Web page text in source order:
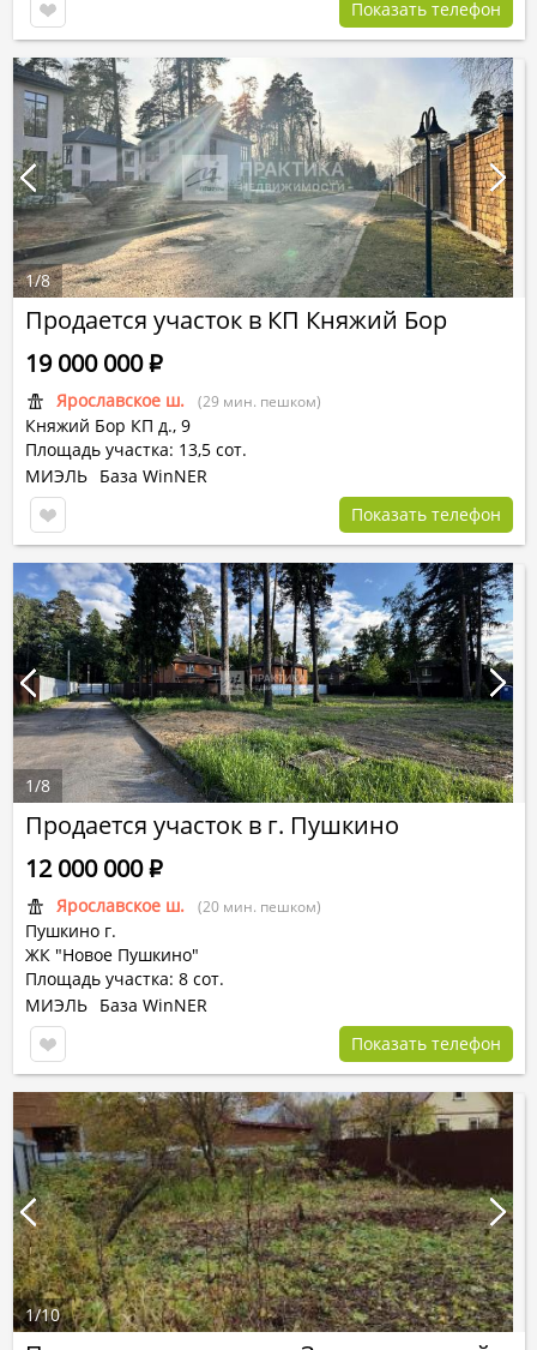
Показать телефон
Продается участок в КП Княжий Бор
Ярославское ш. (29 мин. пешком)
Княжий Бор КП д., 9
Площадь участка: 13,5 сот.
19 000 000Р
МИЭЛЬ База WinNER
Показать телефон
1/8
Продается участок в г. Пушкино
Ярославское ш. (20 мин. пешком)
Пушкино г.
ЖК "Новое Пушкино"
Площадь участка: 8 сот.
12 000 000Р
МИЭЛЬ База WinNER
Показать телефон
1/8
1/10